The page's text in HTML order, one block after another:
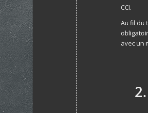
CCI.
Au fil du
avec un